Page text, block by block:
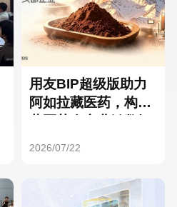
用友BIP超级版助力
阿如拉藏医药，构建
2026/07/22